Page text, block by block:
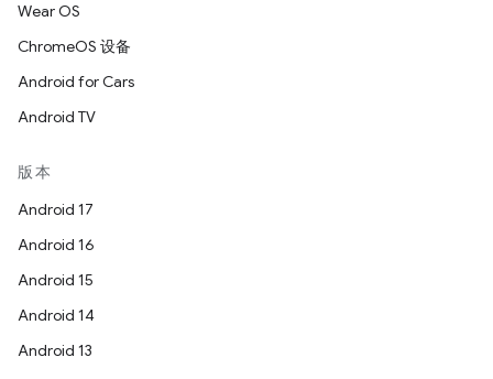
Wear OS
ChromeOS 设备
Android for Cars
Android TV
版本
Android 17
Android 16
Android 15
Android 14
Android 13